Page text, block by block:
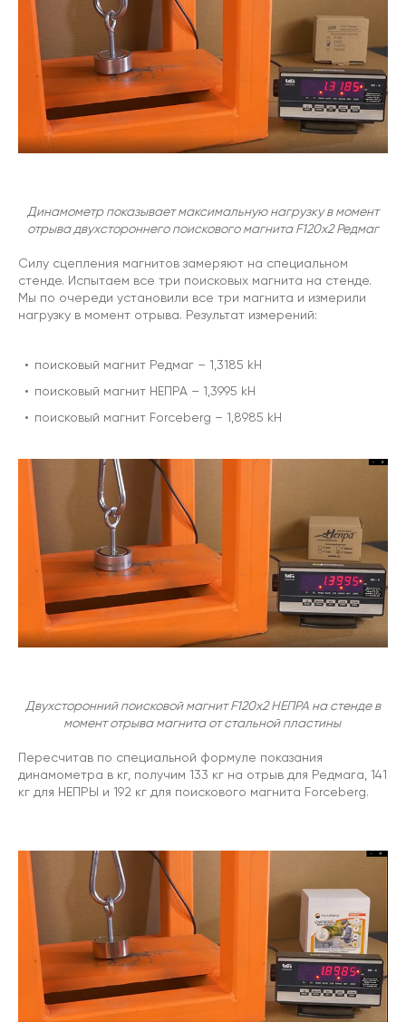
Динамометр показывает максимальную нагрузку в момент
отрыва двухстороннего поискового магнита F120х2 Редмаг
Силу сцепления магнитов замеряют на специальном
стенде. Испытаем все три поисковых магнита на стенде.
Мы по очереди установили все три магнита и измерили
нагрузку в момент отрыва. Результат измерений:
поисковый магнит Редмаг – 1,3185 kH
поисковый магнит НЕПРА – 1,3995 kH
поисковый магнит Forceberg – 1,8985 kH
Двухсторонний поисковой магнит F120х2 НЕПРА на стенде в
момент отрыва магнита от стальной пластины
Пересчитав по специальной формуле показания
динамометра в кг, получим 133 кг на отрыв для Редмага, 141
кг для НЕПРЫ и 192 кг для поискового магнита Forceberg.